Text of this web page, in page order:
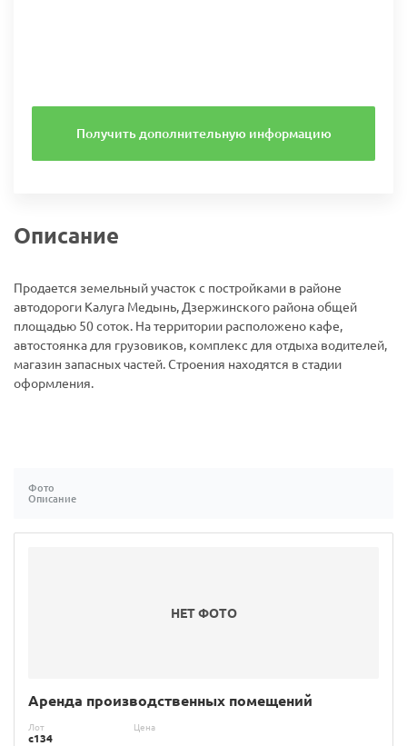
Получить дополнительную информацию
Описание
Продается земельный участок с постройками в районе
автодороги Калуга Медынь, Дзержинского района общей
площадью 50 соток. На территории расположено кафе,
автостоянка для грузовиков, комплекс для отдыха водителей,
магазин запасных частей. Строения находятся в стадии
оформления.
Фото
Описание
НЕТ ФОТО
Аренда производственных помещений
Лот
с134
Цена